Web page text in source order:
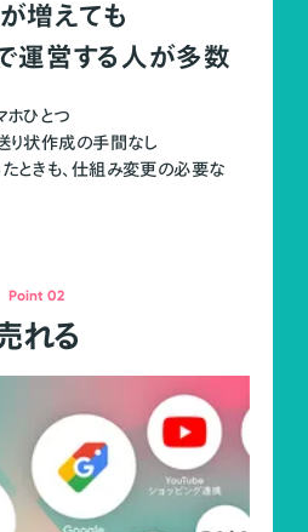
増えても
運営する人が多数
ホひとつ
り状作成の手間なし
ときも、仕組み変更の必要な
Point 02
れる